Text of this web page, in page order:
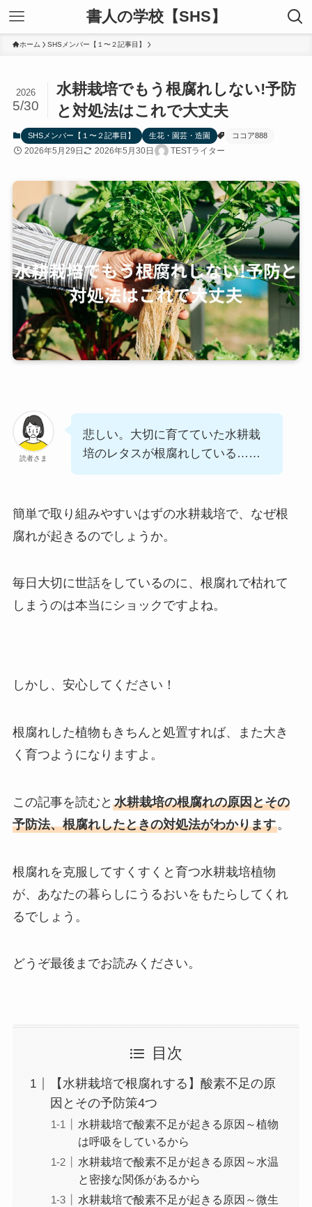
書人の学校【SHS】
ホーム SHSメンバー【１〜２記事目】
水耕栽培でもう根腐れしない!予防
と対処法はこれで大丈夫
2026
5/30
SHSメンバー【１〜２記事目】 生花・園芸・造園 ココア888
2026年5月29日 2026年5月30日 TESTライター
読者さま
悲しい。大切に育てていた水耕栽
培のレタスが根腐れしている……
簡単で取り組みやすいはずの水耕栽培で、なぜ根
腐れが起きるのでしょうか。
毎日大切に世話をしているのに、根腐れで枯れて
しまうのは本当にショックですよね。
しかし、安心してください！
根腐れした植物もきちんと処置すれば、また大き
く育つようになりますよ。
この記事を読むと 水耕栽培の根腐れの原因とその
予防法、根腐れしたときの対処法がわかります。
根腐れを克服してすくすくと育つ水耕栽培植物
が、あなたの暮らしにうるおいをもたらしてくれ
るでしょう。
どうぞ最後までお読みください。
目次
【水耕栽培で根腐れする】酸素不足の原
因とその予防策4つ
水耕栽培で酸素不足が起きる原因～植物
は呼吸をしているから
水耕栽培で酸素不足が起きる原因～水温
と密接な関係があるから
水耕栽培で酸素不足が起きる原因～微生